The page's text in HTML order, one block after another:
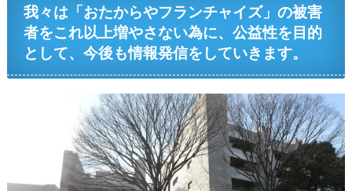
我々は「おたからやフランチャイズ」の被害
者をこれ以上増やさない為に、公益性を目的
として、今後も情報発信をしていきます。